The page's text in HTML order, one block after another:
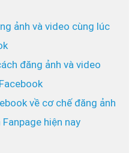
ảnh và video cùng lúc
đăng ảnh và video
về cơ chế đăng ảnh
hiện nay